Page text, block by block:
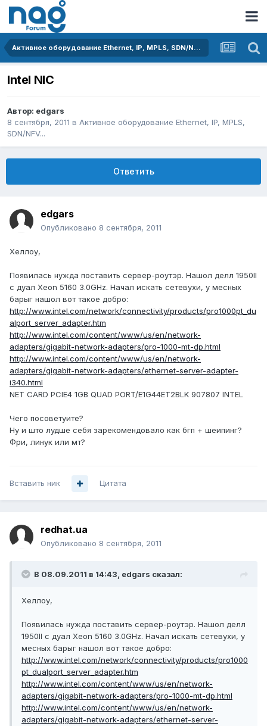
Активное оборудование Ethernet, IP, MPLS, SDN/NFV...
Intel NIC
Автор: edgars
8 сентября, 2011 в Активное оборудование Ethernet, IP, MPLS,
SDN/NFV...
Ответить
edgars
Опубликовано 8 сентября, 2011
Хеллоу,
Появилась нужда поставить сервер-роутэр. Нашол делл 1950II
с дуал Xeon 5160 3.0GHz. Начал искать сетевухи, у месных
барыг нашол вот такое добро:
http://www.intel.com/network/connectivity/products/pro1000pt_du
alport_server_adapter.htm
http://www.intel.com/content/www/us/en/network-
adapters/gigabit-network-adapters/pro-1000-mt-dp.html
http://www.intel.com/content/www/us/en/network-
adapters/gigabit-network-adapters/ethernet-server-adapter-
i340.html
NET CARD PCIE4 1GB QUAD PORT/E1G44ET2BLK 907807 INTEL
Чего посоветуите?
Ну и што лудше себя зарекомендовало как бгп + шеипинг?
Фри, линук или мт?
Вставить ник Цитата
redhat.ua
Опубликовано 8 сентября, 2011
В 08.09.2011 в 14:43, edgars сказал:
Хеллоу,
Появилась нужда поставить сервер-роутэр. Нашол делл
1950II с дуал Xeon 5160 3.0GHz. Начал искать сетевухи, у
месных барыг нашол вот такое добро:
http://www.intel.com/network/connectivity/products/pro1000
pt_dualport_server_adapter.htm
http://www.intel.com/content/www/us/en/network-
adapters/gigabit-network-adapters/pro-1000-mt-dp.html
http://www.intel.com/content/www/us/en/network-
adapters/gigabit-network-adapters/ethernet-server-